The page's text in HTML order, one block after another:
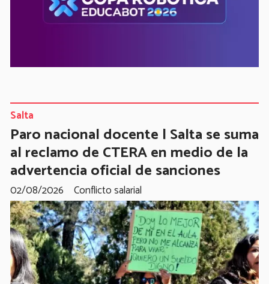
Paro nacional docente | Salta se suma
al reclamo de CTERA en medio de la
advertencia oficial de sanciones
Conflicto salarial
Salta
02/08/2026